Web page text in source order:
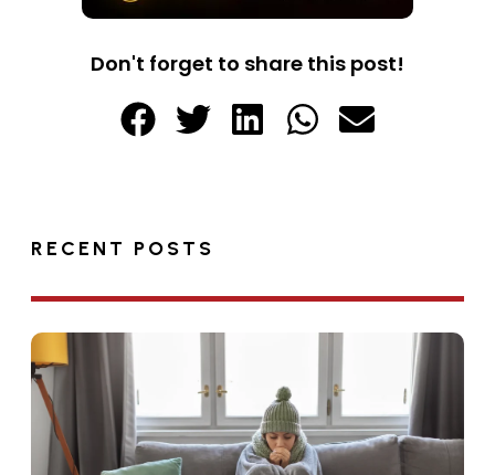
Don't forget to share this post!
RECENT POSTS